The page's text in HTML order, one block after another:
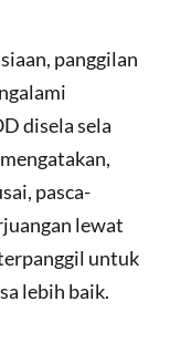
panggilan
disela sela
pasca-
lewat
untuk
lebih baik.